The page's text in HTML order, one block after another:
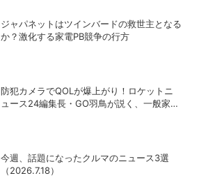
ジャパネットはツインバードの救世主となる
か？激化する家電PB競争の行方
防犯カメラでQOLが爆上がり！ロケットニ
ュース24編集長・GO羽鳥が説く、一般家庭
今週、話題になったクルマのニュース3選
（2026.7.18）